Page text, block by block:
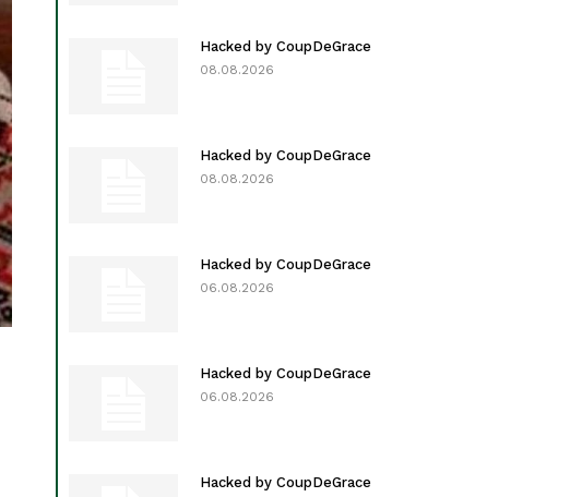
Hacked by CoupDeGrace
08.08.2026
Hacked by CoupDeGrace
08.08.2026
Hacked by CoupDeGrace
06.08.2026
Hacked by CoupDeGrace
06.08.2026
Hacked by CoupDeGrace